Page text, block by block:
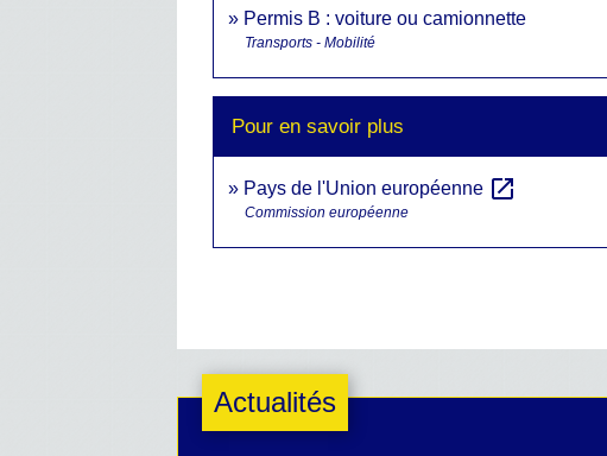
Permis B : voiture ou camionnette
Transports - Mobilité
Pour en savoir plus
Pays de l'Union européenne open_in_new
Commission européenne
Actualités